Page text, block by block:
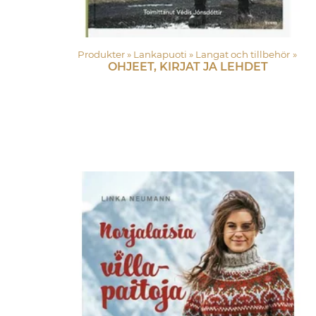
Produkter ‪» Lankapuoti ‪» Langat och tillbehör ‪»
OHJEET, KIRJAT JA LEHDET
Produkter‪»Lankapuoti